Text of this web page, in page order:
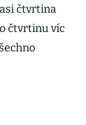
čtvrtina
čtvrtinu víc